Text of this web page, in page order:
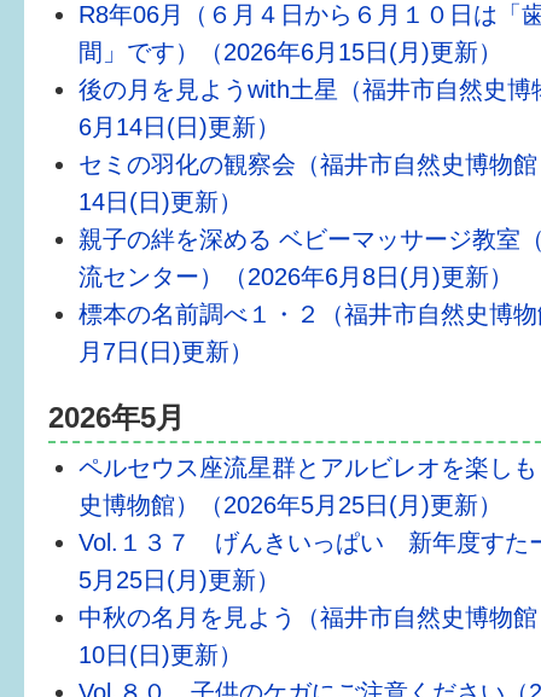
R8年06月（６月４日から６月１０日は「
間」です）（2026年6月15日(月)更新）
後の月を見ようwith土星（福井市自然史博
6月14日(日)更新）
セミの羽化の観察会（福井市自然史博物
14日(日)更新）
親子の絆を深める ベビーマッサージ教室
流センター）（2026年6月8日(月)更新）
標本の名前調べ１・２（福井市自然史博
月7日(日)更新）
2026年5月
ペルセウス座流星群とアルビレオを楽し
史博物館）（2026年5月25日(月)更新）
Vol.１３７ げんきいっぱい 新年度すた
5月25日(月)更新）
中秋の名月を見よう（福井市自然史博物
10日(日)更新）